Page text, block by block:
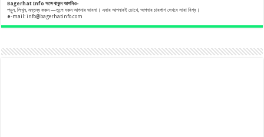
Bagerhat Info সঙ্গেথাকুনআপনিও-
পড়ুন, লিখুন, মন্তব্য করুন —তুলে ধরুন আপনার ভাবনা। এবার আপনারই চোখে, আপনার চারপাশ দেখবে সারা বিশ্ব।
e-mail:info@bagerhatinfo.com